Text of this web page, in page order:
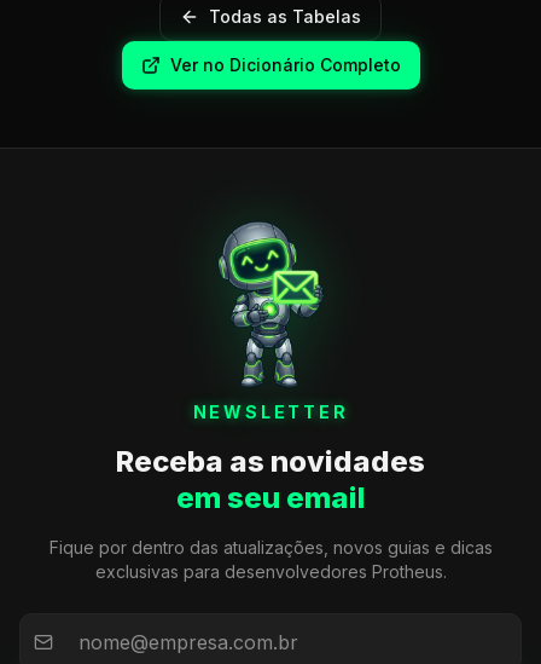
Todas as Tabelas
Ver no Dicionário Completo
NEWSLETTER
Receba as novidades
em seu email
Fique por dentro das atualizações, novos guias e dicas
exclusivas para desenvolvedores Protheus.